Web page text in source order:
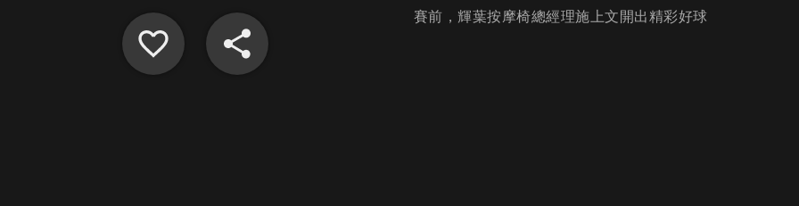
賽前，輝葉按摩椅總經理施上文開出精彩好球